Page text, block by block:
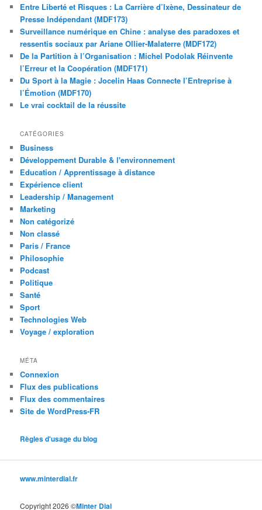
Entre Liberté et Risques : La Carrière d’Ixène, Dessinateur de
Presse Indépendant (MDF173)
Surveillance numérique en Chine : analyse des paradoxes et
ressentis sociaux par Ariane Ollier-Malaterre (MDF172)
De la Partition à l’Organisation : Michel Podolak Réinvente
l’Erreur et la Coopération (MDF171)
Du Sport à la Magie : Jocelin Haas Connecte l’Entreprise à
l’Émotion (MDF170)
Le vrai cocktail de la réussite
CATÉGORIES
Business
Développement Durable & l'environnement
Education / Apprentissage à distance
Expérience client
Leadership / Management
Marketing
Non catégorizé
Non classé
Paris / France
Philosophie
Podcast
Politique
Santé
Sport
Technologies Web
Voyage / exploration
MÉTA
Connexion
Flux des publications
Flux des commentaires
Site de WordPress-FR
Règles d'usage du blog
www.minterdial.fr
Copyright 2026 ©Minter Dial